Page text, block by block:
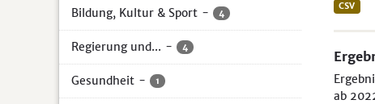
Bildung, Kultur & Sport - 4
Regierung und... - 4
Gesundheit - 1
CSV
ab